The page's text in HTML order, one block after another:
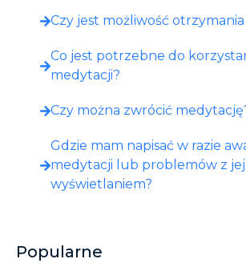
Czy jest możliwość
Co jest potrzebne do
medytacji?
Czy można zwrócić
Gdzie mam napisać w razie
medytacji lub problemów z jej
wyświetlaniem?
Popularne